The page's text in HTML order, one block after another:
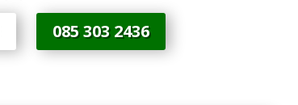
085 303 2436